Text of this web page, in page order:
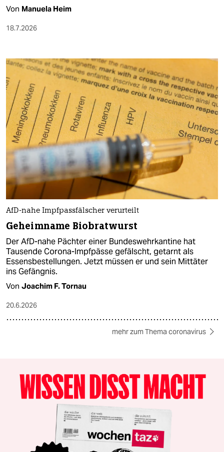
Von Manuela Heim
18.7.2026
AfD-nahe Impfpassfälscher verurteilt
Geheimname Biobratwurst
Der AfD-nahe Pächter einer Bundeswehrkantine hat
Tausende Corona-Impfpässe gefälscht, getarnt als
Essensbestellungen. Jetzt müssen er und sein Mittäter
ins Gefängnis.
Von Joachim F. Tornau
20.6.2026
mehr zum Thema coronavirus